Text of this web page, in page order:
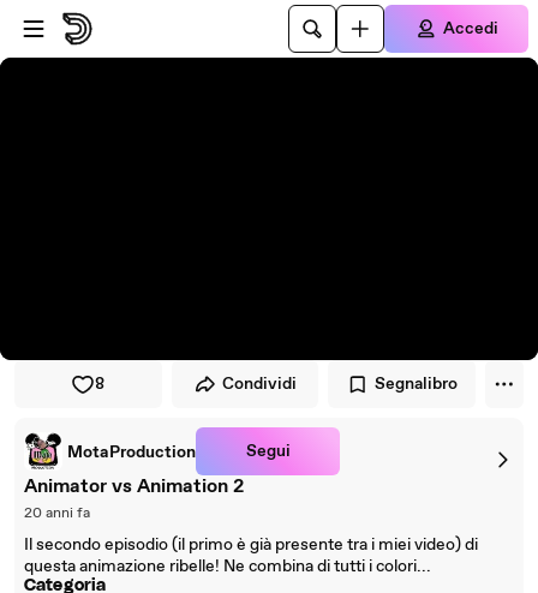
Vai al lettore
Passa al contenuto principale
Accedi
8 Condividi Segnalibro
MotaProduction Segui
Animator vs Animation 2
20 anni fa
Il secondo episodio (il primo è già presente tra i miei video) di
questa animazione ribelle! Ne combina di tutti i colori...
Categoria